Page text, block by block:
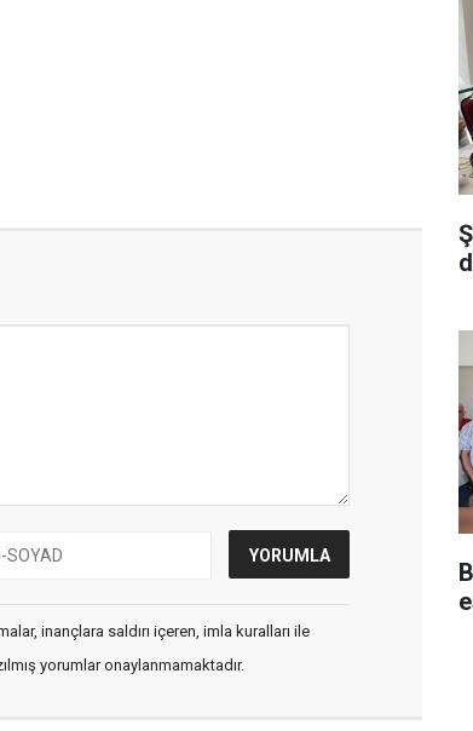
inançlara saldırı içeren, imla kuralları ile
yorumlar onaylanmamaktadır.